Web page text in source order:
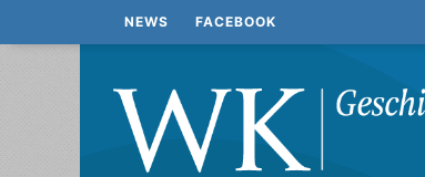
NEWS FACEBOOK